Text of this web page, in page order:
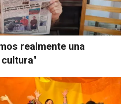
realmente una